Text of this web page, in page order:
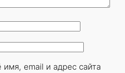
email и адрес сайта